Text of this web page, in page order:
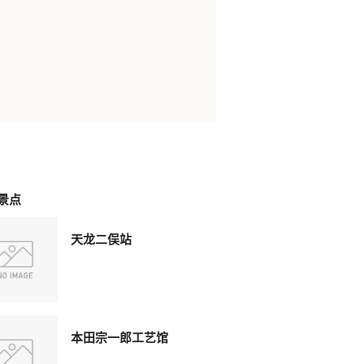
点
天龙二俣站
本田宗一郎工艺馆